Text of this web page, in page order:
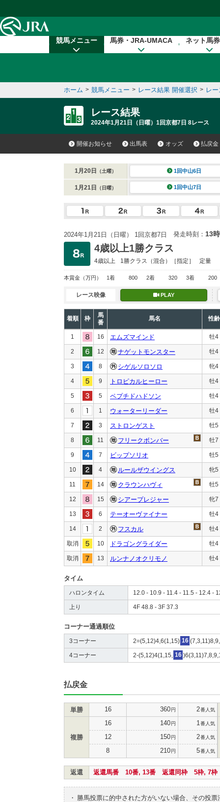
競馬メニュー 馬券・JRA-UMACA ネット馬
ホーム > 競馬メニュー > レース結果 開催選択 > レ
レース結果
2024年1月21日（日曜）1回京都7日 8レース
開催お知らせ 出馬表 オッズ 払戻金
1月20日 （土曜） 1回中山6日
1月21日 （日曜） 1回中山7日
2024年1月21日（日曜） 1回京都7日 発走時刻： 13
4歳以上1勝クラス
4歳以上 1勝クラス （混合）［指定］ 定量
本賞金 （万円） 1着 800 2着 320 3着 200
レース映像 PLAY
着順 枠
馬
番
馬名 性齢
1 16 エムズマインド 牡4
2 12 ナゲットモンスター 牡4
3 8 シゲルソロソロ 牝4
4 9 トロピカルヒーロー 牡4
5 5 ペプチドハドソン 牡4
6 1 ウォーターリーダー 牡4
7 3 ストロンゲスト 牡5
8 11 フリークボンバー 牡7
9 7 ビップソリオ 牡5
10 4 ルールザウイングス 牝5
11 14 クラウンハヴィ 牡5
12 15 シアープレジャー 牝7
13 6 テーオーヴァイナー 牡4
14 2 フスカル 牡4
取消 10 ドラゴングライダー 牡4
取消 13 ルンナノオクリモノ 牡4
タイム
ハロンタイム 12.0 - 10.9 - 11.4 - 11.5 - 12.4 -
上り 4F 48.8 - 3F 37.3
コーナー通過順位
3コーナー 2=(5,12)4,6(1,15) 16
4コーナー 2-(5,12)4(1,15, 16
払戻金
単勝 16 360円 2番人気
複勝
16 140円 1 番人気
12 150円 2番人気
8 210円 5番人気
返還 返還馬番 10番, 13番 返還同枠 5枠, 7枠
・
勝馬投票に的中された方がいない場合、その投